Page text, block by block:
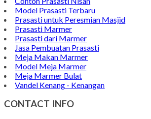
Model Prasasti Terbaru
Prasasti untuk Peresmian Masjid
Prasasti Marmer
Prasasti dari Marmer
Jasa Pembuatan Prasasti
Meja Makan Marmer
Model Meja Marmer
Meja Marmer Bulat
Vandel Kenang - Kenangan
CONTACT INFO